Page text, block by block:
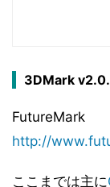
9
ベンチマ
Works 6
10 ベンチマー
11 ベンチマ
3DMark
FutureMark
http://
ここまでは主に